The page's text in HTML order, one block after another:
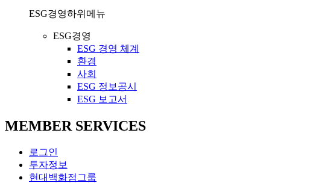
ESG경영하위메뉴
ESG경영
ESG 경영 체계
환경
사회
ESG 정보공시
ESG 보고서
MEMBER SERVICES
로그인
투자정보
현대백화점그룹